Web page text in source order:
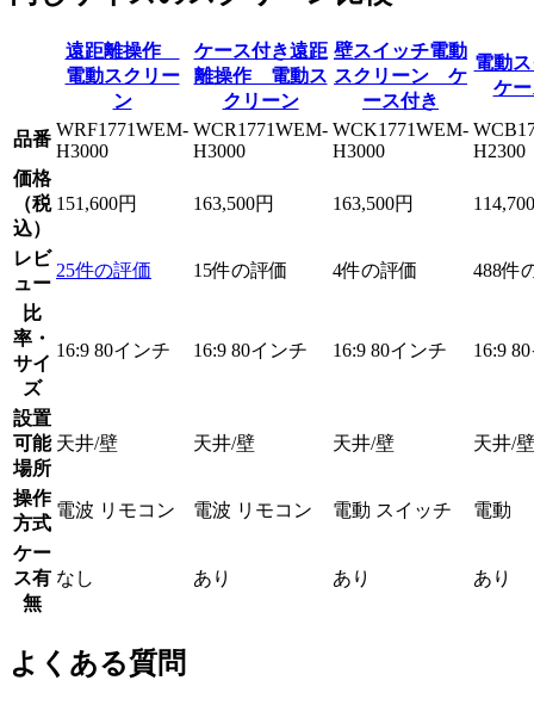
遠距離操作
電動スクリー
ン
ケース付き遠距
離操作 電動ス
クリーン
壁スイッチ電動
スクリーン ケ
ース付き
電動
ケ
品番 WRF1771WEM-
H3000
WCR1771WEM-
H3000
WCK1771WEM-
H3000
H2300
価格
（税
込）
151,600円 163,500円 163,500円
レビ
ュー
25件の評価 15件の評価 4件の評価 488件
比
率・
サイ
ズ
16:9 80インチ 16:9 80インチ 16:9 80インチ 16:9
設置
可能
場所
天井/壁 天井/壁 天井/壁 天井/壁
操作
方式
電波 リモコン 電波 リモコン 電動 スイッチ 電動
ケー
ス有
無
なし あり あり あり
よくある質問